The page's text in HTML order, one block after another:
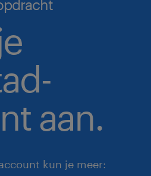
aan.
kun je meer: